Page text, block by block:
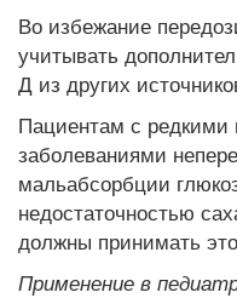
Во избежание
учитывать
Д из других
Пациентам с редкими
заболеваниями
мальабсорбции
недостаточностью
должны принимать
Применение в